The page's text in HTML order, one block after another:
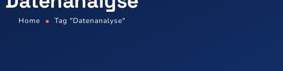
Home Tag "Datenanalyse"